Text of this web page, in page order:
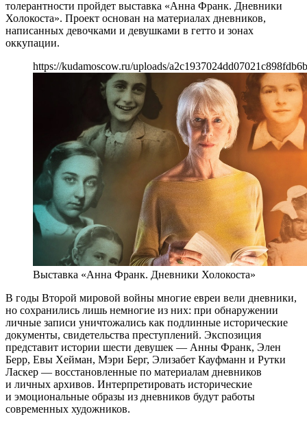
толерантности пройдет выставка «Анна Франк. Дневники
Холокоста». Проект основан на материалах дневников,
написанных девочками и девушками в гетто и зонах
оккупации.
https://kudamoscow.ru/uploads/
Выставка «Анна Франк. Дневники Холокоста»
В годы Второй мировой войны многие евреи вели дневники,
но сохранились лишь немногие из них: при обнаружении
личные записи уничтожались как подлинные исторические
документы, свидетельства преступлений. Экспозиция
представит истории шести девушек — Анны Франк, Элен
Берр, Евы Хейман, Мэри Берг, Элизабет Кауфманн и Рутки
Ласкер — восстановленные по материалам дневников
и личных архивов. Интерпретировать исторические
и эмоциональные образы из дневников будут работы
современных художников.